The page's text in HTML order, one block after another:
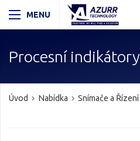
Procesní indikátory
Úvod Nabídka Snímače a Řízení